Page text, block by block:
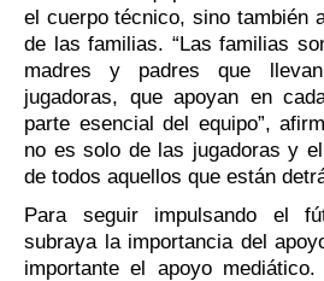
el cuerpo técnico, sino también
de las familias. “Las familias
madres y padres que
jugadoras, que apoyan en
parte esencial del equipo”,
no es solo de las jugadoras y
de todos aquellos que están
Para seguir impulsando el
subraya la importancia del
importante el apoyo